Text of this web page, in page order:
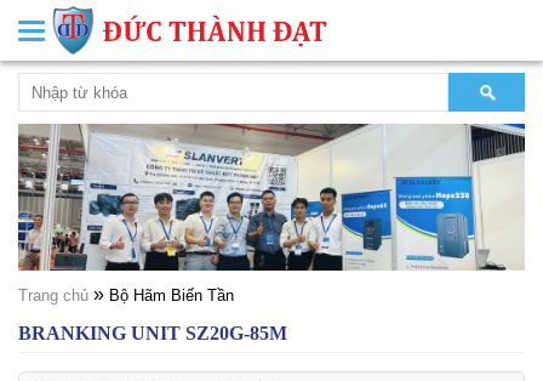
Trang chủ » Bộ Hãm Biến Tần
BRANKING UNIT SZ20G-85M
Toggle
navigation